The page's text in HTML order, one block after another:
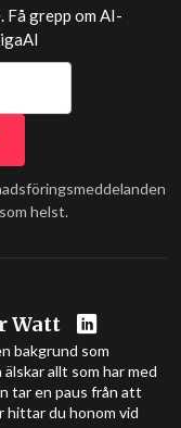
grepp om AI-
helst.
Watt
bakgrund som
allt som har med
tar en paus från att
hittar du honom vid